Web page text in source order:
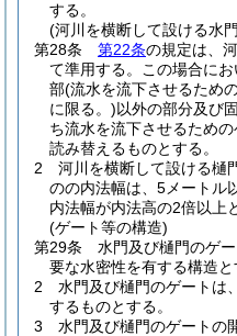
する。
(河川を横断して設ける水
第28条
第22条の規定は、
て準用する。
この場合にお
部(流水を流下させるため
に限る。)以外の部分及び
ち流水を流下させるため
読み替えるものとする。
2
河川を横断して設ける樋
のの内法幅は、5メートル
内法幅が内法高の2倍以上
(ゲート等の構造)
第29条
水門及び樋門のゲ
要な水密性を有する構造と
2
水門及び樋門のゲートは
するものとする。
3
水門及び樋門のゲートの